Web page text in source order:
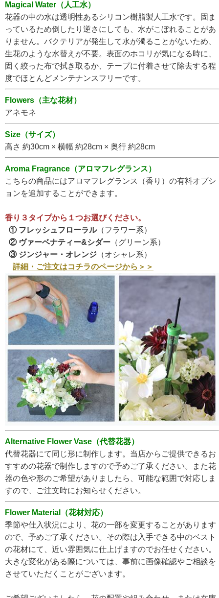
Magical Water（人工水）
花器の中の水は透明性あるシリコン樹脂製人工水です。固ま
っているため倒したり逆さにしても、水がこぼれることがあ
りません。バクテリアが発生して水が濁ることがないため、
生花のような水替えが不要。表面のホコリが気になる時に、
固く絞った布で拭き取るか、テープに付着させて除去する程
度でほとんどメンテナンスフリーです。
Flowers（主な花材）
アネモネ
Size（サイズ）
高さ 約30cm × 横幅 約28cm × 奥行 約28cm
Aroma Fragrance（アロマフレグランス）
こちらの商品にはアロマフレグランス（香り）の有料オプシ
ョンを追加することができます。
香り３タイプから１つお選びください。
① フレッシュフローラル（フラワー系）
② ヴァーベナティー&シダー （グリーン系）
③ ジンジャー・オレンジ （オシャレ系）
詳細・ご注文はコチラのページから＞＞
Alternative Flower Vase（代替花器）
代替花器にて同じ形に制作します。当店からご提供できるお
すすめの花器で制作しますので予めご了承ください。また花
器の色や形のご希望がありましたら、可能な範囲で対応しま
すので、ご注文時にお知らせください。
Flower Material（花材対応）
季節や仕入状況により、花の一部を変更することがあります
ので、予めご了承ください。その際は入手できる中のベスト
の花材にて、近い雰囲気に仕上げますのでお任せください。
大きな変化がある際については、事前に画像確認やご相談を
させていただくことがございます。